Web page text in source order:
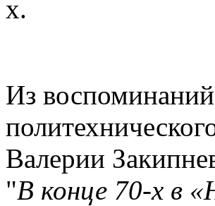
х.
Из воспоминаний
Валерии
"В конце 70-х в